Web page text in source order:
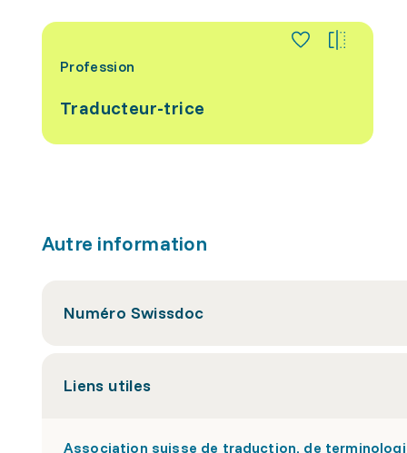
Profession
Traducteur-trice
Autre information
Numéro Swissdoc
Liens utiles
Association suisse de traduction, de